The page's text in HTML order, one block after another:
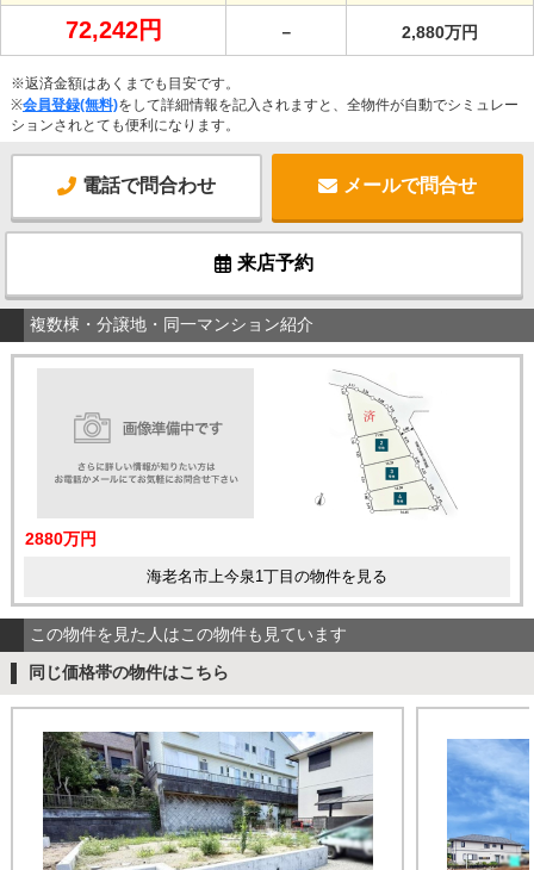
72,242円 － 2,880万円
※返済金額はあくまでも目安です。
※会員登録(無料)をして詳細情報を記入されますと、全物件が自動でシミュレー
ションされとても便利になります。
電話で問合わせ メールで問合せ
来店予約
複数棟・分譲地・同一マンション紹介
2880万円
海老名市上今泉1丁目の物件を見る
この物件を見た人はこの物件も見ています
同じ価格帯の物件はこちら